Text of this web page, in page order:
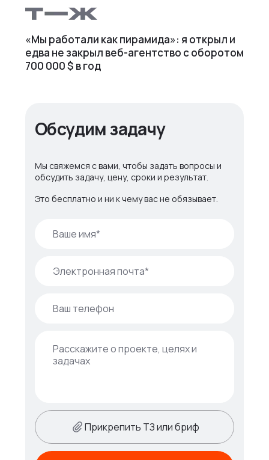
«Мы работали как пирамида»: я открыл и
едва не закрыл веб⁠-⁠агентство с оборотом
700 000 $ в год
Обсудим задачу
Мы свяжемся с вами, чтобы задать вопросы и
обсудить задачу, цену, сроки и результат.
Это бесплатно и ни к чему вас не обязывает.
Прикрепить ТЗ или бриф